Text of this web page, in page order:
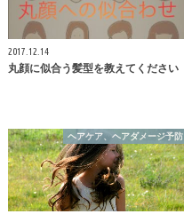
2017.12.14
丸顔に似合う髪型を教えてください
ヘアケア、ヘアダメージ予防